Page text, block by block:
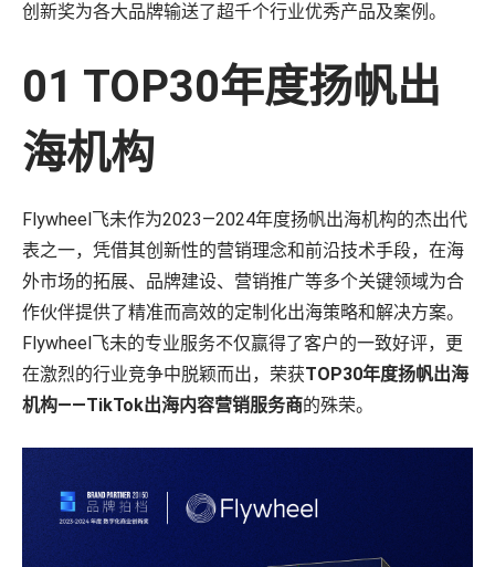
识相结合，帮助您更快地发展。
机会评估与规模估算
盈利能力与产品组合评估
数字商务战略
零售媒体战略
组织转型
创新奖为各大品牌输送了超千个行业优秀产品及案例。
01 TOP30年度扬帆出
海机构
Flywheel飞未作为2023—2024年度扬帆出海机构的杰出代
表之一，凭借其创新性的营销理念和前沿技术手段，在海
外市场的拓展、品牌建设、营销推广等多个关键领域为合
作伙伴提供了精准而高效的定制化出海策略和解决方案。
Flywheel飞未的专业服务不仅赢得了客户的一致好评，更
在激烈的行业竞争中脱颖而出，荣获TOP30年度扬帆出海
机构——TikTok出海内容营销服务商的殊荣。